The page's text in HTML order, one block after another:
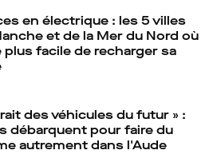
en électrique : les 5 villes
et de la Mer du Nord où
plus facile de recharger sa
des véhicules du futur » :
débarquent pour faire du
autrement dans l'Aude